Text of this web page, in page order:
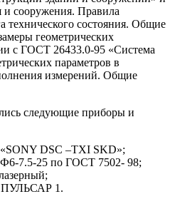
сооружения. Правила
технического состояния. Общие
геометрических
с ГОСТ 26433.0-95 «Система
параметров в
измерений. Общие
следующие приборы и
DSC –TXI SKD»;
7.5-25 по ГОСТ 7502- 98;
ПУЛЬСАР 1.